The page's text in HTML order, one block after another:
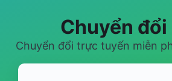
Chuyển đổi
Chuyển đổi trực tuyến miễn